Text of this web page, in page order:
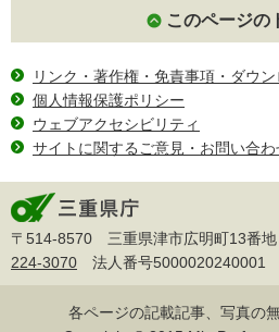
このページの
リンク・著作権・免責事項・ダウン
個人情報保護ポリシー
ウェブアクセシビリティ
サイトに関するご意見・お問い合わ
〒514-8570 三重県津市広明町13番
224-3070 法人番号5000020240001
各ページの記載記事、写真の